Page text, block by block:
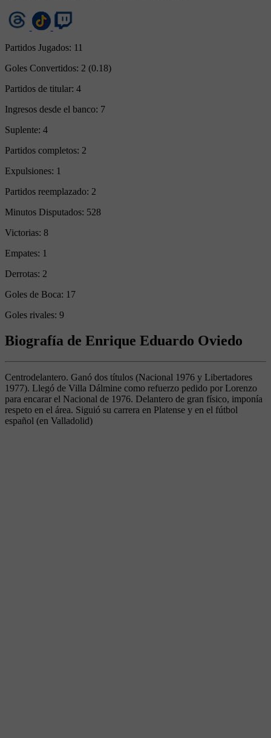
Partidos Jugados: 11
Goles Convertidos: 2 (0.18)
Partidos de titular: 4
Ingresos desde el banco: 7
Suplente: 4
Partidos completos: 2
Expulsiones: 1
Partidos reemplazado: 2
Minutos Disputados: 528
Victorias: 8
Empates: 1
Derrotas: 2
Goles de Boca: 17
Goles rivales: 9
Biografía de Enrique Eduardo Oviedo
Centrodelantero. Ganó dos títulos (Nacional 1976 y Libertadores
1977). Llegó de Villa Dálmine como refuerzo pedido por Lorenzo
para encarar el Nacional de 1976. Delantero de gran físico, imponía
respeto en el área. Siguió su carrera en Platense y en el fútbol
español (en Valladolid)